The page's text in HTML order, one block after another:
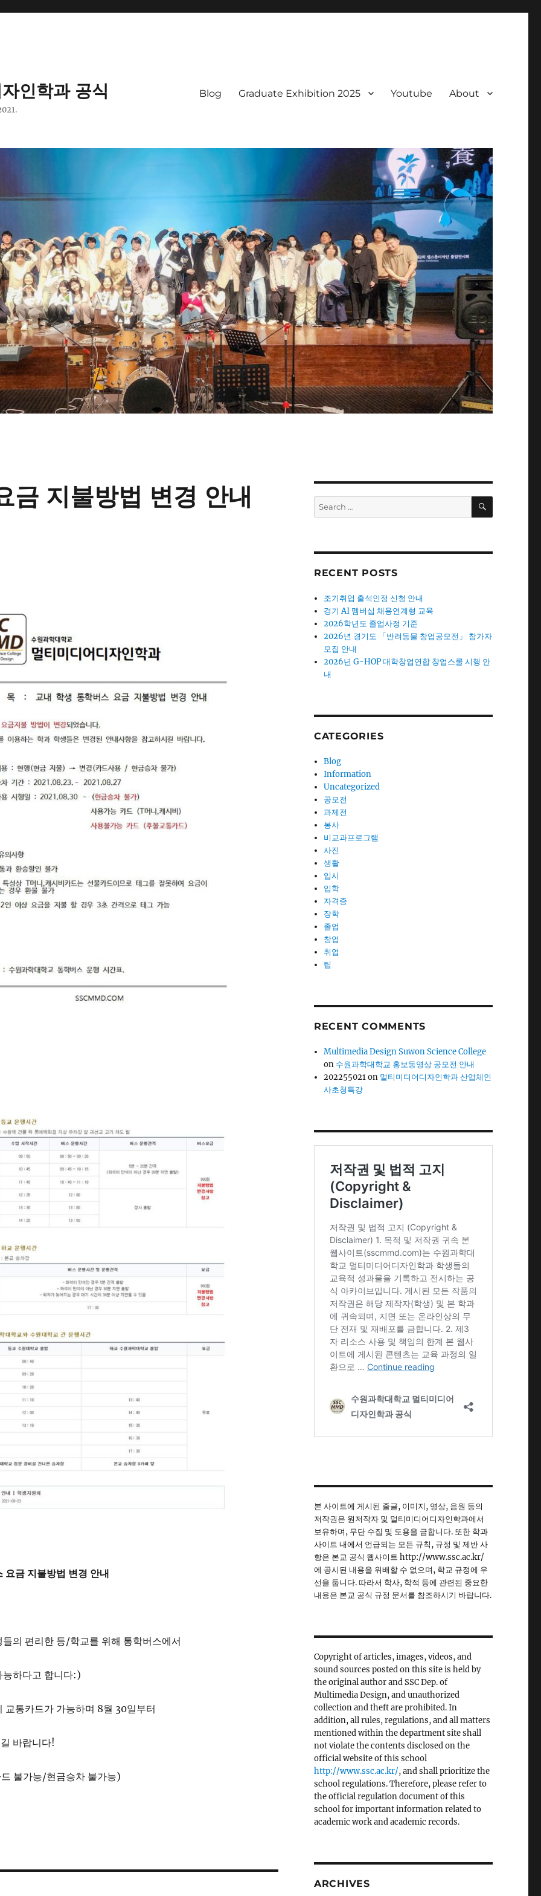
인학과 공식 Blog Graduate Exhibition 2025 Youtube About
금 지불방법 변경 안내
요금 지불방법 변경 안내
의 편리한 등/학교를 위해 통학버스에서
능하다고 합니다:)
교통카드가 가능하며 8월 30일부터
바랍니다!
불가능/현금승차 불가능)
Search
for:
SEARCH
RECENT POSTS
조기취업 출석인정 신청 안내
경기 AI 멤버십 채용연계형 교육
2026학년도 졸업사정 기준
2026년 경기도 「반려동물 창업공모전」 참가자
모집 안내
2026년 G-HOP 대학창업연합 창업스쿨 시행 안
내
CATEGORIES
Blog
Information
Uncategorized
공모전
과제전
봉사
비교과프로그램
사진
생활
입시
입학
자격증
장학
졸업
창업
취업
팁
RECENT COMMENTS
Multimedia Design Suwon Science College
on 수원과학대학교 홍보동영상 공모전 안내
202255021on 멀티미디어디자인학과 산업체인
사초청특강
본 사이트에 게시된 줄글, 이미지, 영상, 음원 등의
저작권은 원저작자 및 멀티미디어디자인학과에서
보유하며, 무단 수집 및 도용을 금합니다. 또한 학과
사이트 내에서 언급되는 모든 규칙, 규정 및 제반 사
항은 본교 공식 웹사이트 http://www.ssc.ac.kr/
에 공시된 내용을 위배할 수 없으며, 학교 규정에 우
선을 둡니다. 따라서 학사, 학적 등에 관련된 중요한
내용은 본교 공식 규정 문서를 참조하시기 바랍니다.
Copyright of articles, images, videos, and
sound sources posted on this site is held by
the original author and SSC Dep. of
Multimedia Design, and unauthorized
collection and theft are prohibited. In
addition, all rules, regulations, and all matters
mentioned within the department site shall
not violate the contents disclosed on the
official website of this school
http://www.ssc.ac.kr/, and shall prioritize the
school regulations. Therefore, please refer to
the official regulation document of this
school for important information related to
academic work and academic records.
ARCHIVES